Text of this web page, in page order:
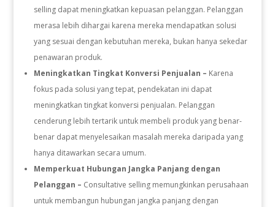
selling dapat meningkatkan kepuasan pelanggan. Pelanggan
merasa lebih dihargai karena mereka mendapatkan solusi
yang sesuai dengan kebutuhan mereka, bukan hanya sekedar
penawaran produk.
Meningkatkan Tingkat Konversi Penjualan – Karena
fokus pada solusi yang tepat, pendekatan ini dapat
meningkatkan tingkat konversi penjualan. Pelanggan
cenderung lebih tertarik untuk membeli produk yang benar-
benar dapat menyelesaikan masalah mereka daripada yang
hanya ditawarkan secara umum.
Memperkuat Hubungan Jangka Panjang dengan
Pelanggan – Consultative selling memungkinkan perusahaan
untuk membangun hubungan jangka panjang dengan